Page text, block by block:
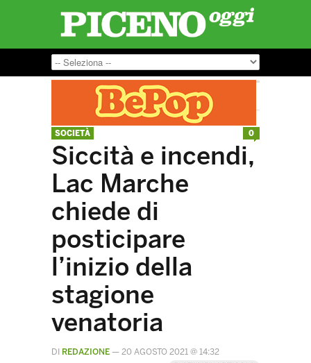
SOCIETÀ
Siccità e incendi,
Lac Marche
chiede di
posticipare
l’inizio della
stagione
venatoria
DI REDAZIONE — 20 AGOSTO 2021 @ 14:32
0